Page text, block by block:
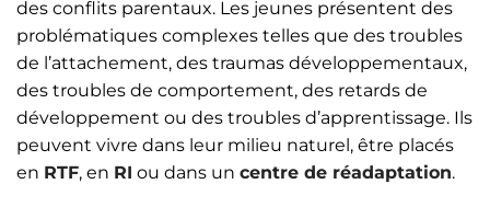
des conflits parentaux. Les jeunes présentent des
problématiques complexes telles que des troubles
de l’attachement, des traumas développementaux,
des troubles de comportement, des retards de
développement ou des troubles d’apprentissage. Ils
peuvent vivre dans leur milieu naturel, être placés
en RTF, en RI ou dans un centre de réadaptation.